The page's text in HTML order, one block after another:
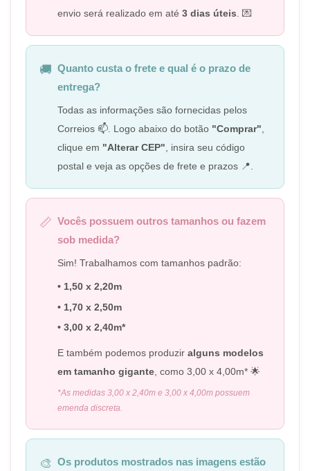
envio será realizado em até 3 dias úteis. 💌
🚚 Quanto custa o frete e qual é o prazo de
entrega?
Todas as informações são fornecidas pelos
Correios 📫. Logo abaixo do botão "Comprar"
clique em "Alterar CEP" , insira seu código
postal e veja as opções de frete e prazos 📍.
📏 Vocês possuem outros tamanhos ou fazem
sob medida?
Sim! Trabalhamos com tamanhos padrão:
• 1,50 x 2,20m
• 1,70 x 2,50m
• 3,00 x 2,40m*
E também podemos produzir alguns modelos
em tamanho gigante, como 3,00 x 4,00m* 🌟
*As medidas 3,00 x 2,40m e 3,00 x 4,00m possuem
emenda discreta.
🎨 Os produtos mostrados nas imagens estão